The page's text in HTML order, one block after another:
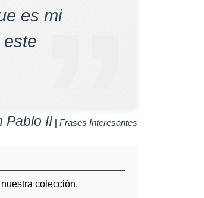
es mi
Pablo II | Frases Interesantes
colección.